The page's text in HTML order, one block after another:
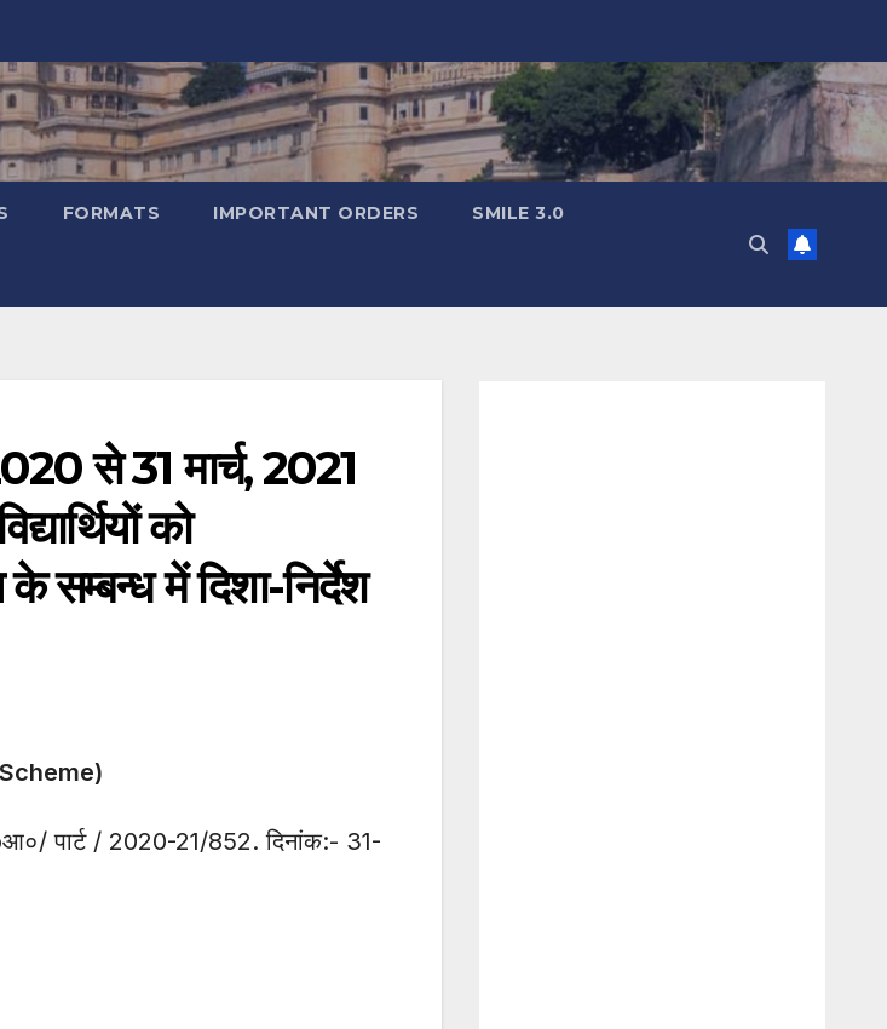
FORMATS IMPORTANT ORDERS SMILE 3.0
से 31 मार्च, 2021
को
सम्बन्ध में दिशा-निर्देश
पार्ट / 2020-21/852. दिनांक:- 31-